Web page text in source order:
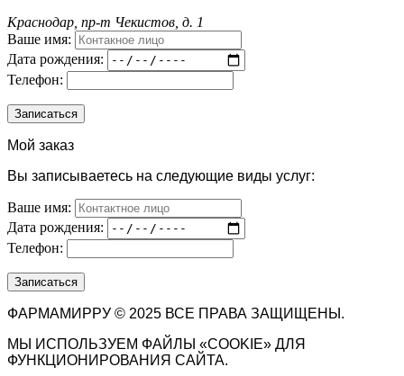
Краснодар, пр-т Чекистов, д. 1
Ваше имя:
Дата рождения:
Телефон:
Мой заказ
Вы записываетесь на следующие виды услуг:
Ваше имя:
Дата рождения:
Телефон:
ФАРМАМИРРУ © 2025 ВСЕ ПРАВА ЗАЩИЩЕНЫ.
МЫ ИСПОЛЬЗУЕМ ФАЙЛЫ «COOKIE» ДЛЯ
ФУНКЦИОНИРОВАНИЯ САЙТА.